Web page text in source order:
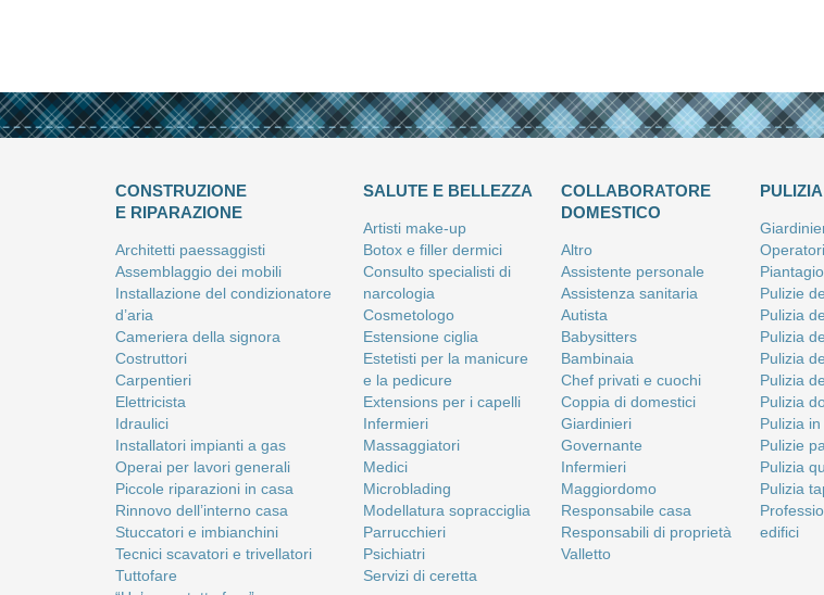
CONSTRUZIONE
E RIPARAZIONE
Architetti paessaggisti
Assemblaggio dei mobili
Installazione del condizionatore
d’aria
Cameriera della signora
Costruttori
Carpentieri
Elettricista
Idraulici
Installatori impianti a gas
Operai per lavori generali
Piccole riparazioni in casa
Rinnovo dell’interno casa
Stuccatori e imbianchini
Tecnici scavatori e trivellatori
Tuttofare
SALUTE E BELLEZZA
Artisti make-up
Botox e filler dermici
Consulto specialisti di
narcologia
Cosmetologo
Estensione ciglia
Estetisti per la manicure
e la pedicure
Extensions per i capelli
Infermieri
Massaggiatori
Medici
Microblading
Modellatura sopracciglia
Parrucchieri
Psichiatri
Servizi di ceretta
COLLABORATORE
DOMESTICO
Altro
Assistente personale
Assistenza sanitaria
Autista
Babysitters
Bambinaia
Chef privati e cuochi
Coppia di domestici
Giardinieri
Governante
Infermieri
Maggiordomo
Responsabile casa
Responsabili di proprietà
Valletto
PULIZIA
Pulizie
Pulizia
Pulizia
Pulizia
Pulizia
Pulizia
Pulizia
Pulizie
Pulizia
Pulizia
edifici